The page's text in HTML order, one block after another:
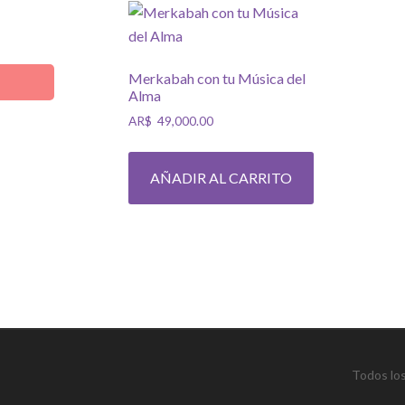
Merkabah con tu Música del
Alma
AR$ 49,000.00
AÑADIR AL CARRITO
Todos